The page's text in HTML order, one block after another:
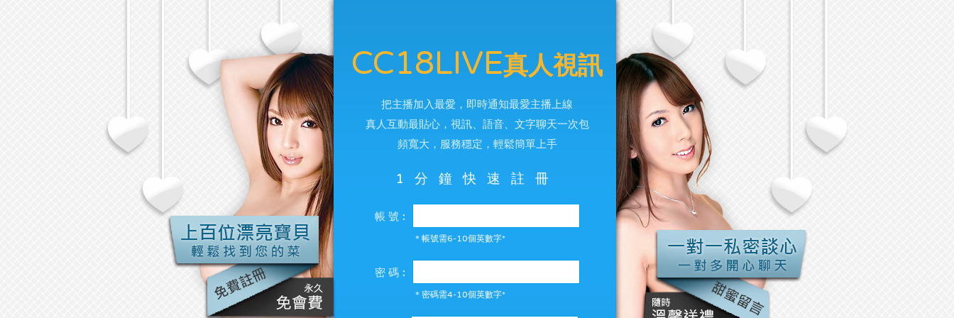
CC18LIVE真人視訊
把主播加入最愛，即時通知最愛主播上線
真人互動最貼心，視訊、語音、文字聊天一次包
頻寬大，服務穩定，輕鬆簡單上手
1分鐘快速註冊
帳 號︰
＊帳號需6-10個英數字*
密 碼︰
＊密碼需4-10個英數字*